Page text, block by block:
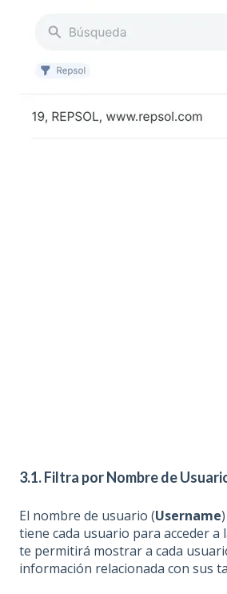
3.1. Filtra por Nombre de
El nombre de usuario (Username
tiene cada usuario para acceder a
te permitirá mostrar a cada
información relacionada con sus